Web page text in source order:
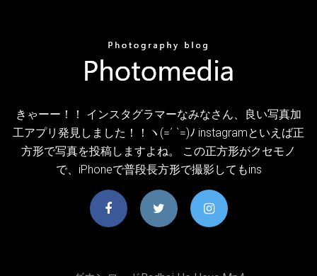
きゃーー！！ インスタグラマーなみなさん、良い写真加
工アプリ発見しました！！ヽ(=´ `=)ﾉ instagramといえば正
方形で写真を投稿しますよね。 この正方形がクセモノ
で、iPhoneで普段長方形で撮影してもins